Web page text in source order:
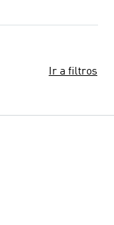
Ir a filtros